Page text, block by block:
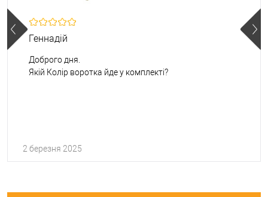
Геннадій
Доброго дня.
Якій Колір воротка йде у комплекті?
2 березня 2025